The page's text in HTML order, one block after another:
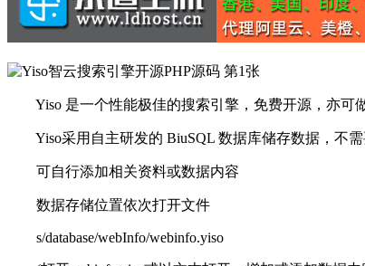
Yiso 是一个性能极佳的搜索引擎，免费开源，亦可
Yiso采用自主研发的 BiuSQL 数据库储存数据，不需
可自行添加相关资料或数据内容
数据存储位置依次打开文件
s/database/webInfo/webinfo.yiso